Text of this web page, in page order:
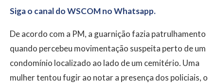
Siga o canal do WSCOM no Whatsapp.
De acordo com a PM, a guarnição fazia patrulhamento
quando percebeu movimentação suspeita perto de um
condomínio localizado ao lado de um cemitério. Uma
mulher tentou fugir ao notar a presença dos policiais, o